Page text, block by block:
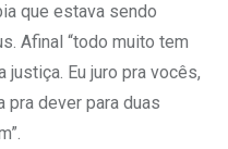
que estava sendo
Afinal “todo muito tem
Eu juro pra vocês,
pra dever para duas